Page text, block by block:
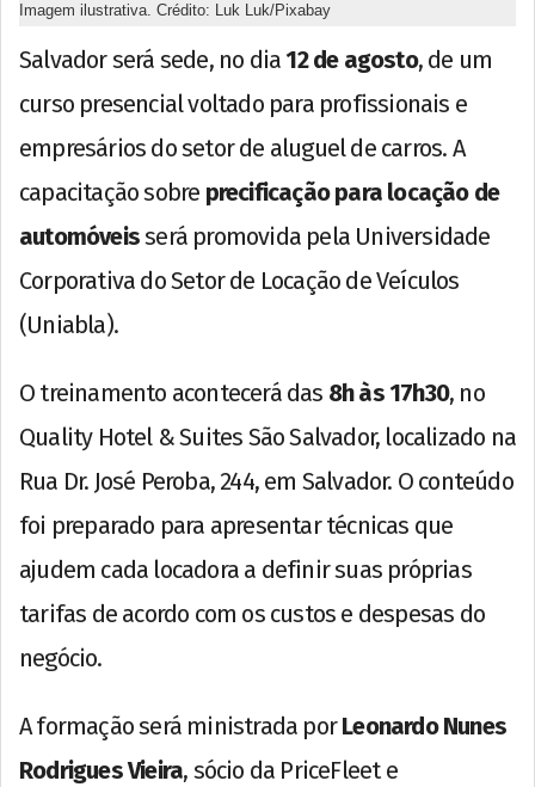
Imagem ilustrativa. Crédito: Luk Luk/Pixabay
Salvador será sede, no dia 12 de agosto, de um
curso presencial voltado para profissionais e
empresários do setor de aluguel de carros. A
capacitação sobre precificação para locação de
automóveisserá promovida pela Universidade
Corporativa do Setor de Locação de Veículos
(Uniabla).
O treinamento acontecerá das 8h às 17h30, no
Quality Hotel & Suites São Salvador, localizado na
Rua Dr. José Peroba, 244, em Salvador. O conteúdo
foi preparado para apresentar técnicas que
ajudem cada locadora a definir suas próprias
tarifas de acordo com os custos e despesas do
negócio.
A formação será ministrada porLeonardo Nunes
Rodrigues Vieira, sócio da PriceFleet e